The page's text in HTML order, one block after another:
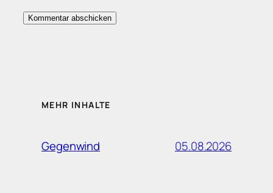
MEHR INHALTE
Gegenwind 05.08.2026